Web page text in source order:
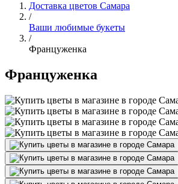
Доставка цветов Самара
/
Ваши любимые букеты
/
Француженка
Француженка